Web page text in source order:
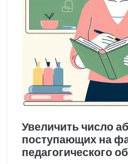
Увеличить число
поступающих на
педагогического